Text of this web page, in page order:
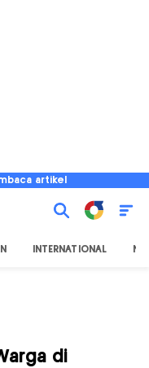
artikel
INTERNATIONAL
di